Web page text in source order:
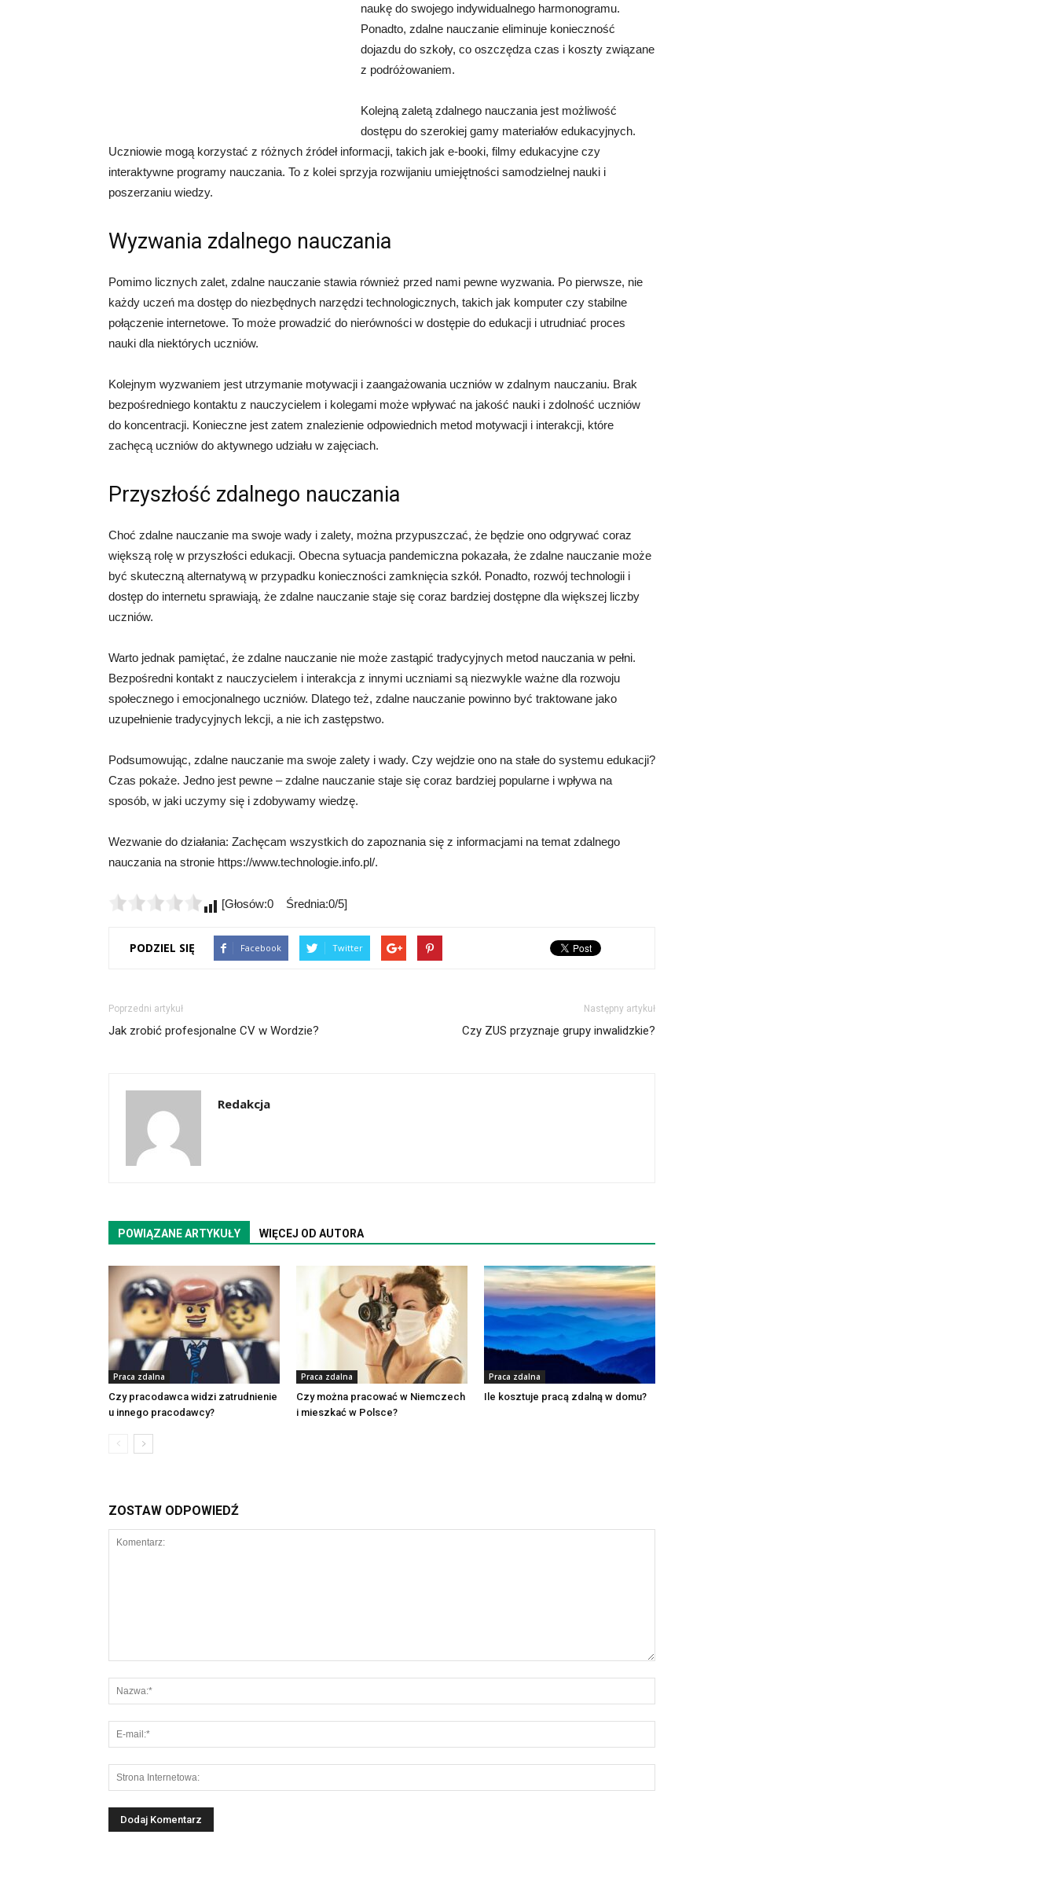
naukę do swojego indywidualnego harmonogramu.
Ponadto, zdalne nauczanie eliminuje konieczność
dojazdu do szkoły, co oszczędza czas i koszty związane
z podróżowaniem.
Kolejną zaletą zdalnego nauczania jest możliwość
dostępu do szerokiej gamy materiałów edukacyjnych.
Uczniowie mogą korzystać z różnych źródeł informacji, takich jak e-booki, filmy edukacyjne czy
interaktywne programy nauczania. To z kolei sprzyja rozwijaniu umiejętności samodzielnej nauki i
poszerzaniu wiedzy.
Wyzwania zdalnego nauczania
Pomimo licznych zalet, zdalne nauczanie stawia również przed nami pewne wyzwania. Po pierwsze, nie
każdy uczeń ma dostęp do niezbędnych narzędzi technologicznych, takich jak komputer czy stabilne
połączenie internetowe. To może prowadzić do nierówności w dostępie do edukacji i utrudniać proces
nauki dla niektórych uczniów.
Kolejnym wyzwaniem jest utrzymanie motywacji i zaangażowania uczniów w zdalnym nauczaniu. Brak
bezpośredniego kontaktu z nauczycielem i kolegami może wpływać na jakość nauki i zdolność uczniów
do koncentracji. Konieczne jest zatem znalezienie odpowiednich metod motywacji i interakcji, które
zachęcą uczniów do aktywnego udziału w zajęciach.
Przyszłość zdalnego nauczania
Choć zdalne nauczanie ma swoje wady i zalety, można przypuszczać, że będzie ono odgrywać coraz
większą rolę w przyszłości edukacji. Obecna sytuacja pandemiczna pokazała, że zdalne nauczanie może
być skuteczną alternatywą w przypadku konieczności zamknięcia szkół. Ponadto, rozwój technologii i
dostęp do internetu sprawiają, że zdalne nauczanie staje się coraz bardziej dostępne dla większej liczby
uczniów.
Warto jednak pamiętać, że zdalne nauczanie nie może zastąpić tradycyjnych metod nauczania w pełni.
Bezpośredni kontakt z nauczycielem i interakcja z innymi uczniami są niezwykle ważne dla rozwoju
społecznego i emocjonalnego uczniów. Dlatego też, zdalne nauczanie powinno być traktowane jako
uzupełnienie tradycyjnych lekcji, a nie ich zastępstwo.
Podsumowując, zdalne nauczanie ma swoje zalety i wady. Czy wejdzie ono na stałe do systemu edukacji?
Czas pokaże. Jedno jest pewne – zdalne nauczanie staje się coraz bardziej popularne i wpływa na
sposób, w jaki uczymy się i zdobywamy wiedzę.
Wezwanie do działania: Zachęcam wszystkich do zapoznania się z informacjami na temat zdalnego
nauczania na stronie https://www.technologie.info.pl/.
[Głosów:0 Średnia:0/5]
PODZIEL SIĘ Facebook Twitter
Poprzedni artykuł
Jak zrobić profesjonalne CV w Wordzie?
Następny artykuł
Czy ZUS przyznaje grupy inwalidzkie?
Redakcja
POWIĄZANE ARTYKUŁY WIĘCEJ OD AUTORA
Praca zdalna
Czy pracodawca widzi zatrudnienie
u innego pracodawcy?
Praca zdalna
Czy można pracować w Niemczech
i mieszkać w Polsce?
Praca zdalna
Ile kosztuje pracą zdalną w domu?
ZOSTAW ODPOWIEDŹ